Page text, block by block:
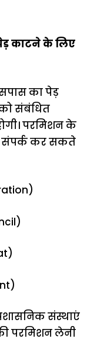
काटने के लिए
का पेड़
संबंधित
परमिशन के
संपर्क कर सकते
संस्थाएं
परमिशन लेनी